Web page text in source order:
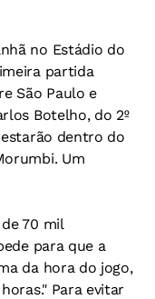
no Estádio do
partida
São Paulo e
Botelho, do 2º
dentro do
Um
70 mil
para que a
da hora do jogo,
Para evitar